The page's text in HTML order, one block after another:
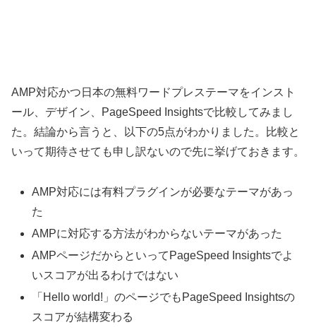
AMP対応かつ日本の無料ワードプレステーマをインスト
ール、デザイン、PageSpeed Insightsで比較してみまし
た。結論から言うと、以下の5点がわかりました。比較と
いって期待させても申し訳ないので先に挙げておきます。
AMP対応には有料プラグインが必要なテーマがあっ
た
AMPに対応する方法がわからないテーマがあった
AMPページだからといってPageSpeed Insightsでよ
いスコアが出るわけではない
「Hello world!」のページでもPageSpeed Insightsの
スコアが結構変わる